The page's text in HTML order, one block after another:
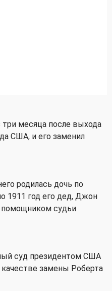
три месяца после выхода
США, и его заменил
родилась дочь по
1911 год его дед, Джон
судьи
суд президентом США
замены Роберта